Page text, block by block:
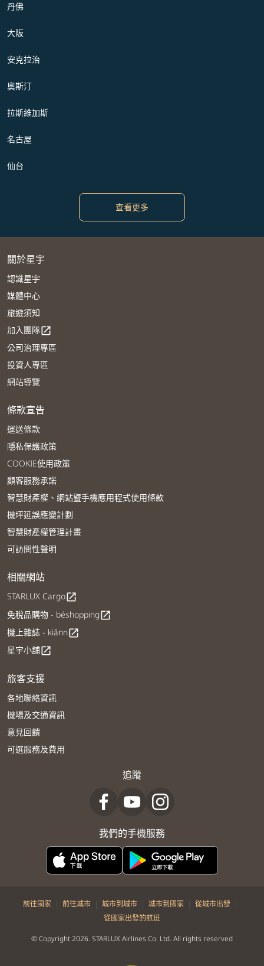
丹佛
大阪
安克拉治
奧斯汀
拉斯維加斯
名古屋
仙台
查看更多
關於星宇
認識星宇
媒體中心
旅遊須知
加入團隊open_in_new
公司治理專區
投資人專區
網站導覽
條款宣告
運送條款
隱私保護政策
COOKIE使用政策
顧客服務承諾
智慧財產權、網站暨手機應用程式使用條款
機坪延誤應變計劃
智慧財產權管理計畫
可訪問性聲明
相關網站
STARLUX Cargoopen_in_new
免稅品購物 - béshoppingopen_in_new
機上雜誌 - kiânnopen_in_new
星宇小舖open_in_new
旅客支援
各地聯絡資訊
機場及交通資訊
意見回饋
可選服務及費用
追蹤
我們的手機服務
前往國家 | 前往城市 | 城市到城市 | 城市到國家 | 從城市出發 |
從國家出發的航班
© Copyright 2026. STARLUX Airlines Co. Ltd. All rights reserved